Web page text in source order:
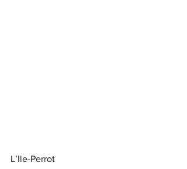
L’Ile-Perrot